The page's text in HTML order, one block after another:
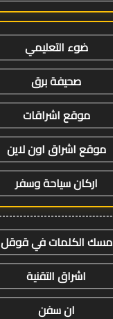
ضوء التعليمي
صحيفة برق
موقع اشراقات
موقع اشراق اون لاين
اركان سياحة وسفر
مسك الكلمات في قوقل
اشراق التقنية
ان سفن